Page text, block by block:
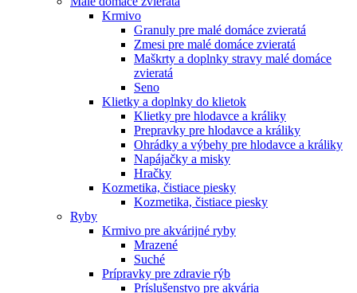
Krmivo
Granuly pre malé domáce zvieratá
Zmesi pre malé domáce zvieratá
Maškrty a doplnky stravy malé domáce
zvieratá
Seno
Klietky a doplnky do klietok
Klietky pre hlodavce a králiky
Prepravky pre hlodavce a králiky
Ohrádky a výbehy pre hlodavce a králiky
Napájačky a misky
Hračky
Kozmetika, čistiace piesky
Kozmetika, čistiace piesky
Ryby
Krmivo pre akvárijné ryby
Mrazené
Suché
Prípravky pre zdravie rýb
Príslušenstvo pre akvária